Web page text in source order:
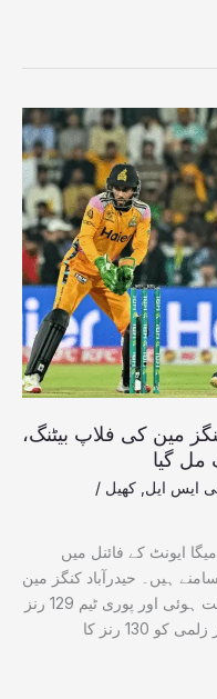
کنگز مین کی فلاپ بیٹنگ،
مل گیا
ایس ایل کھیل /
نیا چیمپئن؟ میگا ایونٹ کے فائنل میں
ہیں۔ حیدرآباد کنگز مین
کی بیٹنگ لائن اپ مکمل طور پر ناکام ثابت ہوئی اور پوری ٹیم 129 رنز
رنز کا